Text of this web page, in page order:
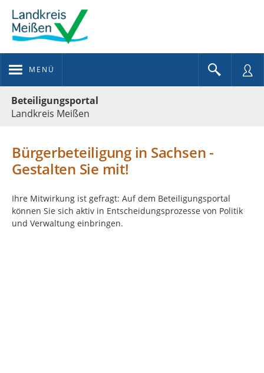
MENÜ
Beteiligungsportal
Landkreis Meißen
Bürgerbeteiligung in Sachsen -
Gestalten Sie mit!
Ihre Mitwirkung ist gefragt: Auf dem Beteiligungsportal
können Sie sich aktiv in Entscheidungsprozesse von Politik
und Verwaltung einbringen.